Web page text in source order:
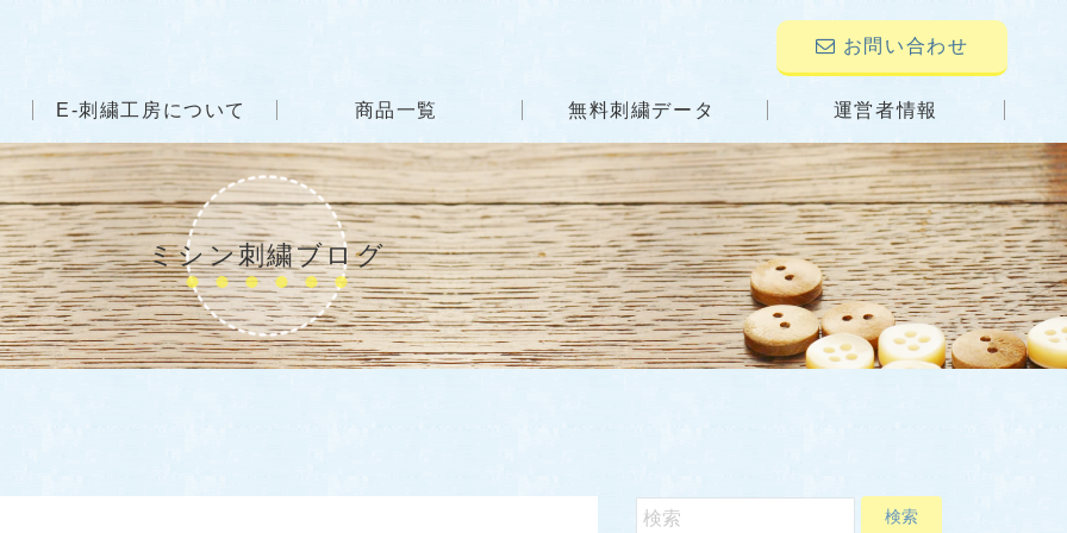
お問い合わせ
E-刺繍工房について 商品一覧 無料刺繍データ 運営者情報
ミシン刺繍ブログ